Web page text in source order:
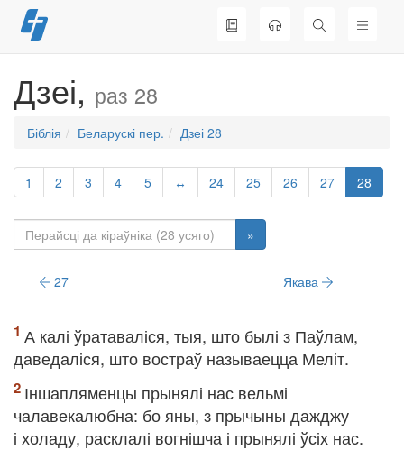
Перайсці
да
Дзеі, раз 28
Біблія Беларускі пер. Дзеі 28
1 2 3 4 5 ↔ 24 25 26 27 28
»
27 Якава
А калі ўратаваліся, тыя, што былі з Паўлам,
даведаліся, што востраў называецца Меліт.
Іншапляменцы прынялі нас вельмі
чалавекалюбна: бо яны, з прычыны дажджу
і холаду, расклалі вогнішча і прынялі ўсіх нас.